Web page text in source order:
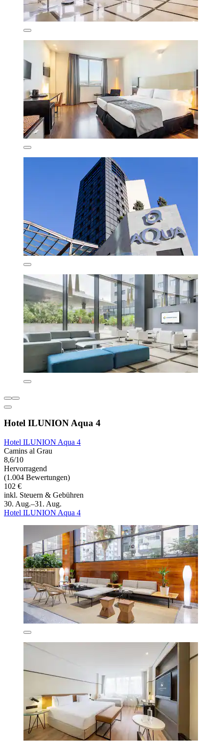
Hotel ILUNION Aqua 4
Hotel ILUNION Aqua 4
Camins al Grau
8,6/10
Hervorragend
(1.004 Bewertungen)
102 €
inkl. Steuern & Gebühren
30. Aug.–31. Aug.
Hotel ILUNION Aqua 4